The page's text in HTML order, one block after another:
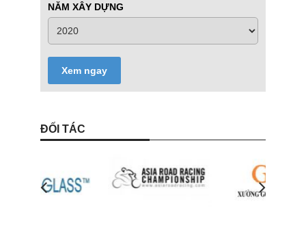
NĂM XÂY DỰNG
Xem ngay
ĐỐI TÁC